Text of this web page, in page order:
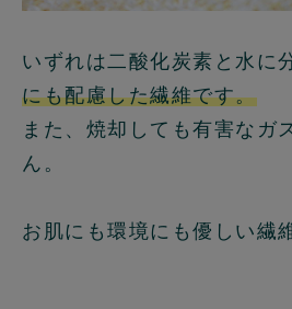
いずれは二酸化炭素と水に
にも配慮した繊維です。
また、焼却しても有害なガ
ん。
お肌にも環境にも優しい繊